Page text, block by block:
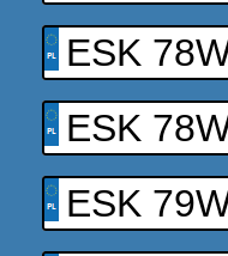
ESK
ESK
ESK